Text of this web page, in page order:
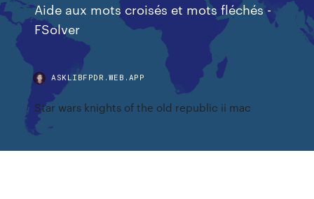
Aide aux mots croisés et mots fléchés -
FSolver
ASKLIBFPDR.WEB.APP
Star wars knights of the old republic ii mac